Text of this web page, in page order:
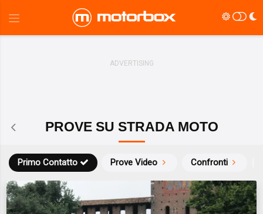
PROVE SU STRADA MOTO
Prove Video Confronti
Primo Contatto